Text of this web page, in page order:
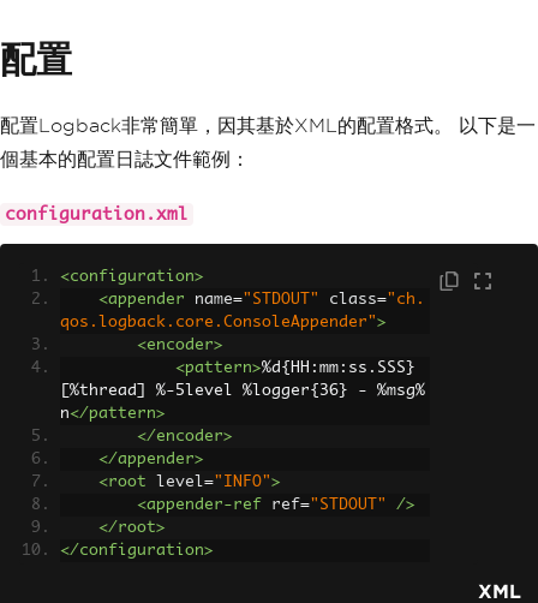
配置
配置Logback非常簡單，因其基於XML的配置格式。 以下是一
個基本的配置日誌文件範例：
configuration.xml
<configuration>
<appender
name="STDOUT" class="ch.
qos.logback.core.ConsoleAppender">
<encoder>
<pattern>%d{HH:mm:ss.SSS}
[%thread] %-5level %logger{36} - %msg%
n</pattern>
</encoder>
</appender>
<root
level="INFO">
<appender-ref
ref="STDOUT"
/>
</root>
</configuration>
XML